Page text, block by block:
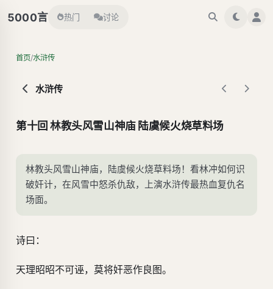
5000言 热门 讨论
首页/水浒传
水浒传
第十回 林教头风雪山神庙 陆虞候火烧草料场
林教头风雪山神庙，陆虞候火烧草料场！看林冲如何识
破奸计，在风雪中怒杀仇敌，上演水浒传最热血复仇名
场面。
诗曰：
天理昭昭不可诬，莫将奸恶作良图。